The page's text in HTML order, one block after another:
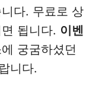
다. 무료로 상
됩니다. 이벤
궁굼하셨던
니다.